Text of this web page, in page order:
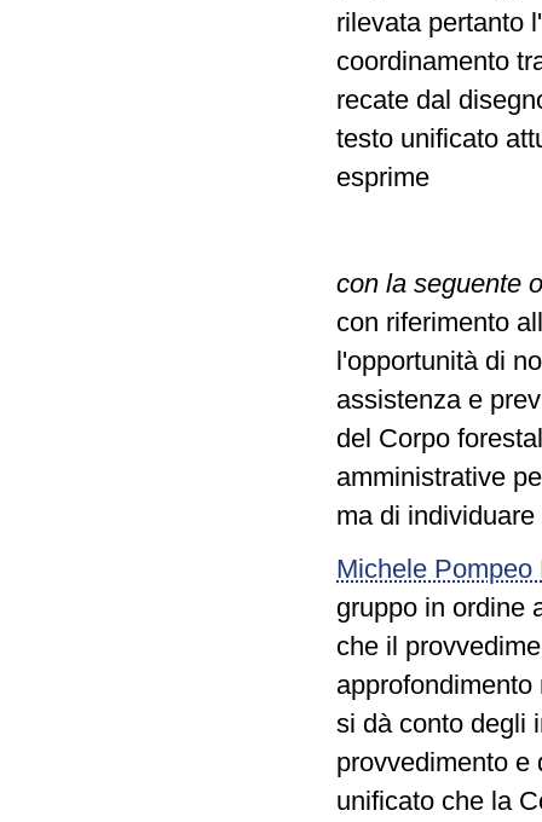
rilevata pertanto
coordinamento
recate dal
testo unificato
esprime
con la seguente
con riferimento
l'opportunità di
assistenza e
del Corpo
amministrative
ma di
Michele Pompeo
gruppo in ordine
che il
si dà conto degli
provvedimento e
unificato che la